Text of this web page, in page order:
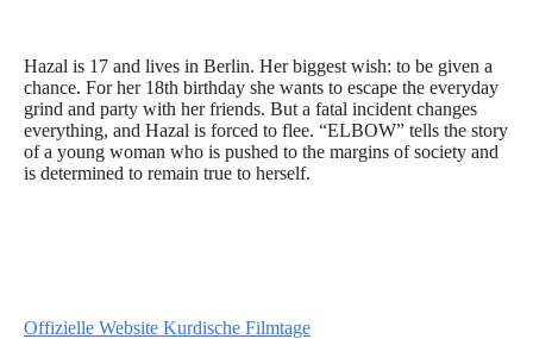
Hazal is 17 and lives in Berlin. Her biggest wish: to be given a
chance. For her 18th birthday she wants to escape the everyday
grind and party with her friends. But a fatal incident changes
everything, and Hazal is forced to flee. “ELBOW” tells the story
of a young woman who is pushed to the margins of society and
is determined to remain true to herself.
Offizielle Website Kurdische Filmtage